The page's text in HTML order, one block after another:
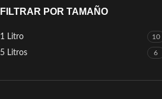
FILTRAR POR TAMAÑO
1 Litro 10
5 Litros 6